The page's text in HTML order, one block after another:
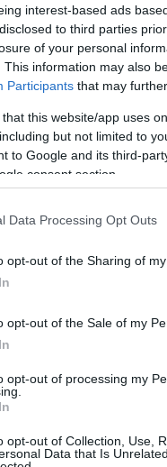
interest-based ads
to third parties
of your personal
This information may also
Participants that may
that this website/app uses
but not limited to
to Google and its third-
consent section.
Data Processing Opt Outs
opt-out of the Sharing of
opt-out of the Sale of my
opt-out of processing my
opt-out of Collection, Use,
Data that Is
Hotel”
Tas parasti
visi par to runā.
apjoms
And Ryan Show”
visa dzīve bija
Bauskas
nošauto suņu